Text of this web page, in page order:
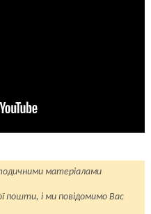
матеріалами
пошти, і ми повідомимо Вас